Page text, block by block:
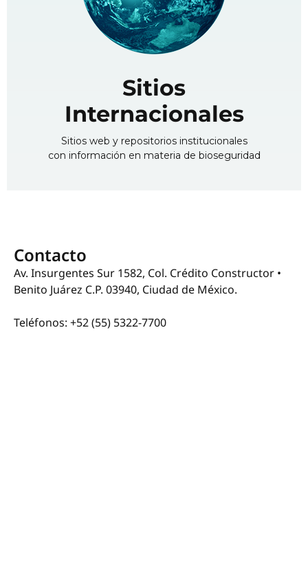
Sitios
Internacionales
Sitios web y repositorios institucionales
con información en materia de bioseguridad
Contacto
Av. Insurgentes Sur 1582, Col. Crédito Constructor •
Benito Juárez C.P. 03940, Ciudad de México.
Teléfonos: +52 (55) 5322-7700